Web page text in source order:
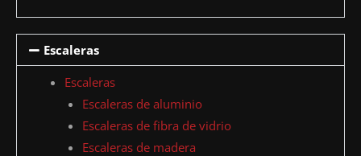
Escaleras
Escaleras
Escaleras de aluminio
Escaleras de fibra de vidrio
Escaleras de madera